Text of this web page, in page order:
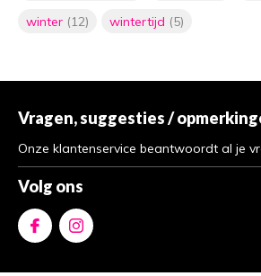
winter (12) wintertijd (5)
Vragen, suggesties /
Onze klantenservice beantwoordt al je
Volg ons